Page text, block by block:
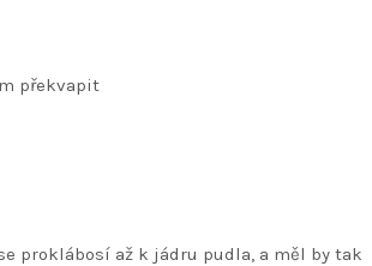
překvapit
proklábosí až k jádru pudla, a měl by tak